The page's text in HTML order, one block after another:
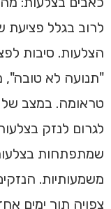
לרוב בגלל פציעת
הצלעות. סיבות
"תנועה לא טובה",
טראומה. במצב של
לגרום לנזק
שמתפתחות
משמעותיות.
צפויה תוך ימים